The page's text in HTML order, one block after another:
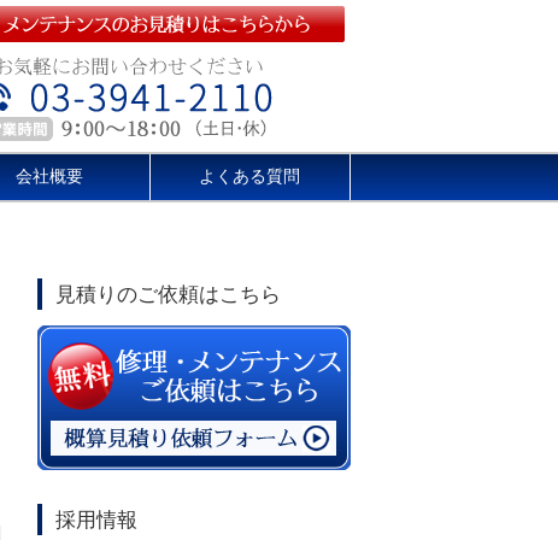
会社概要 よくある質問
見積りのご依頼はこちら
採用情報